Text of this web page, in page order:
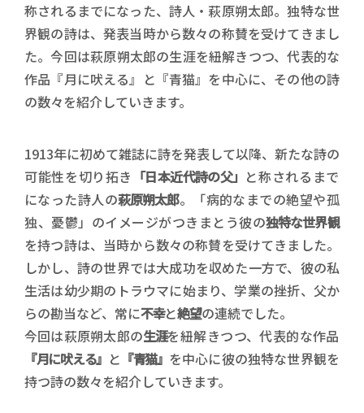
称されるまでになった、詩人・萩原朔太郎。独特な世
界観の詩は、発表当時から数々の称賛を受けてきまし
た。今回は萩原朔太郎の生涯を紐解きつつ、代表的な
作品『月に吠える』と『青猫』を中心に、その他の詩
の数々を紹介していきます。
1913年に初めて雑誌に詩を発表して以降、新たな詩の
可能性を切り拓き 「日本近代詩の父」 と称されるまで
になった詩人の萩原朔太郎。「病的なまでの絶望や孤
独、憂鬱」のイメージがつきまとう彼の独特な世界観
を持つ詩は、当時から数々の称賛を受けてきました。
しかし、詩の世界では大成功を収めた一方で、彼の私
生活は幼少期のトラウマに始まり、学業の挫折、父か
らの勘当など、常に不幸と絶望の連続でした。
今回は萩原朔太郎の生涯を紐解きつつ、代表的な作品
『月に吠える』 と 『青猫』 を中心に彼の独特な世界観を
持つ詩の数々を紹介していきます。